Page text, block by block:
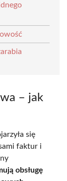
– jak
się
faktur i
obsługę